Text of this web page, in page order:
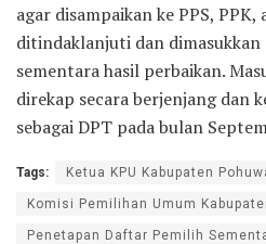
agar disampaikan ke PPS,
ditindaklanjuti dan
sementara hasil perbaikan.
direkap secara berjenjang dan
sebagai DPT pada bulan
Tags: Ketua KPU Kabupaten
Komisi Pemilihan Umum
Penetapan Daftar Pemilih